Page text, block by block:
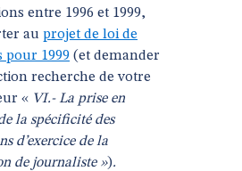
entre 1996 et 1999,
au projet de loi de
pour 1999 (et demander
recherche de votre
« VI.- La prise en
la spécificité des
d’exercice de la
de journaliste »).